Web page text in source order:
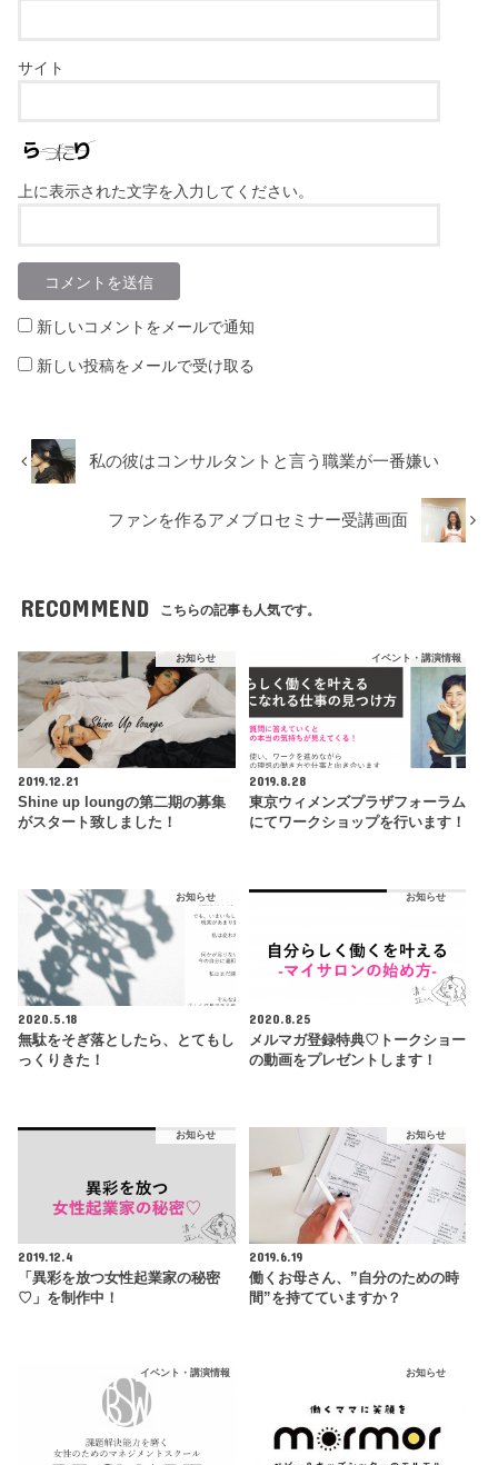
サイト
上に表示された文字を入力してください。
新しいコメントをメールで通知
新しい投稿をメールで受け取る
私の彼はコンサルタントと言う職業が一番嫌い
ファンを作るアメブロセミナー受講画面
RECOMMEND こちらの記事も人気です。
お知らせ
2019.12.21
Shine up loungの第二期の募集
がスタート致しました！
イベント・講演情報
2019.8.28
東京ウィメンズプラザフォーラム
にてワークショップを行います！
お知らせ
2020.5.18
無駄をそぎ落としたら、とてもし
っくりきた！
お知らせ
2020.8.25
メルマガ登録特典♡トークショー
の動画をプレゼントします！
お知らせ
2019.12.4
「異彩を放つ女性起業家の秘密
♡」を制作中！
お知らせ
2019.6.19
働くお母さん、”自分のための時
間”を持てていますか？
イベント・講演情報 お知らせ